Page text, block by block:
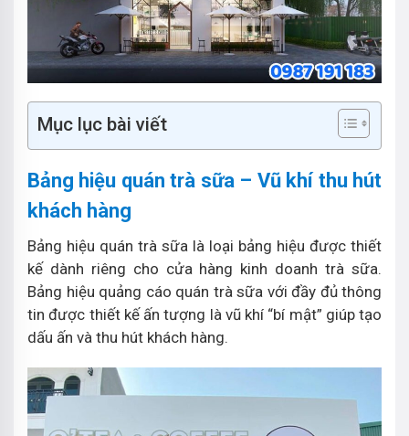
Mục lục bài viết
Bảng hiệu quán trà sữa – Vũ khí thu hút
khách hàng
Bảng hiệu quán trà sữa là loại bảng hiệu được thiết
kế dành riêng cho cửa hàng kinh doanh trà sữa.
Bảng hiệu quảng cáo quán trà sữa với đầy đủ thông
tin được thiết kế ấn tượng là vũ khí “bí mật” giúp tạo
dấu ấn và thu hút khách hàng.